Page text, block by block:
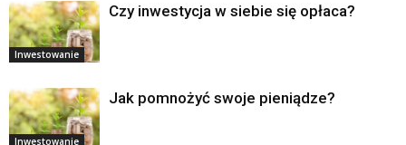
Inwestowanie
Czy inwestycja w siebie się opłaca?
Inwestowanie
Jak pomnożyć swoje pieniądze?